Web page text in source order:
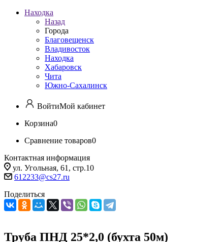
Находка
Назад
Города
Благовещенск
Владивосток
Находка
Хабаровск
Чита
Южно-Сахалинск
ВойтиМой кабинет
Корзина0
Сравнение товаров0
Контактная информация
ул. Угольная, 61, стр.10
612233@cs27.ru
Поделиться
Труба ПНД 25*2,0 (бухта 50м)